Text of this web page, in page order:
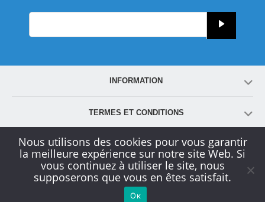
INFORMATION
TERMES ET CONDITIONS
COMPTE
SERVICE CLIENT
Nous utilisons des cookies pour vous garantir
la meilleure expérience sur notre site Web. Si
vous continuez à utiliser le site, nous
supposerons que vous en êtes satisfait.
Ок